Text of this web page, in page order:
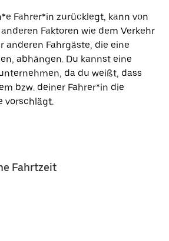
Fahrer*in zurücklegt, kann von
Faktoren wie dem Verkehr
anderen Fahrgäste, die eine
abhängen. Du kannst eine
da du weißt, dass
bzw. deiner Fahrer*in die
vorschlägt.
Fahrtzeit